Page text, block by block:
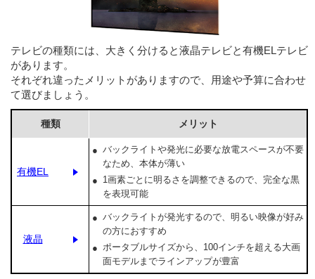
テレビの種類には、大きく分けると液晶テレビと有機ELテレビ
があります。
それぞれ違ったメリットがありますので、用途や予算に合わせ
て選びましょう。
種類 メリット
有機EL
バックライトや発光に必要な放電スペースが不要
なため、本体が薄い
1画素ごとに明るさを調整できるので、完全な黒
を表現可能
液晶
バックライトが発光するので、明るい映像が好み
の方におすすめ
ポータブルサイズから、100インチを超える大画
面モデルまでラインアップが豊富